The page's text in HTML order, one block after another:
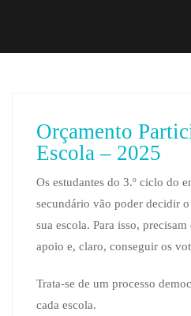
Orçamento
Escola – 2025
Os estudantes do 3.º ciclo do
secundário vão poder decidir
sua escola. Para isso,
apoio e, claro, conseguir os
Trata-se de um processo
cada escola.